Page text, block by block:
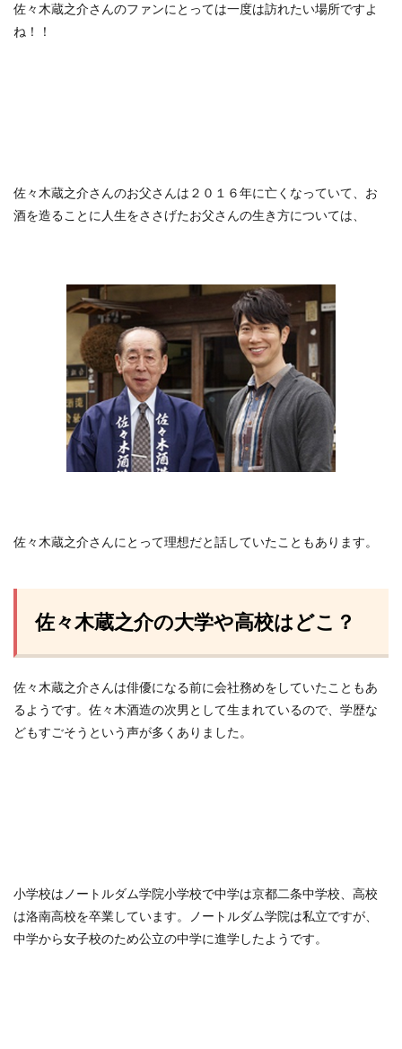
佐々木蔵之介さんのファンにとっては一度は訪れたい場所ですよ
ね！！
佐々木蔵之介さんのお父さんは２０１６年に亡くなっていて、お
酒を造ることに人生をささげたお父さんの生き方については、
佐々木蔵之介さんにとって理想だと話していたこともあります。
佐々木蔵之介の大学や高校はどこ？
佐々木蔵之介さんは俳優になる前に会社務めをしていたこともあ
るようです。佐々木酒造の次男として生まれているので、学歴な
どもすごそうという声が多くありました。
小学校はノートルダム学院小学校で中学は京都二条中学校、高校
は洛南高校を卒業しています。ノートルダム学院は私立ですが、
中学から女子校のため公立の中学に進学したようです。